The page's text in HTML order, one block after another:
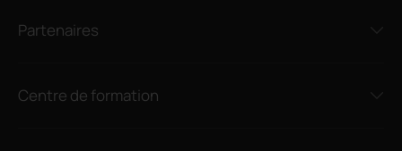
Partenaires
Centre de formation